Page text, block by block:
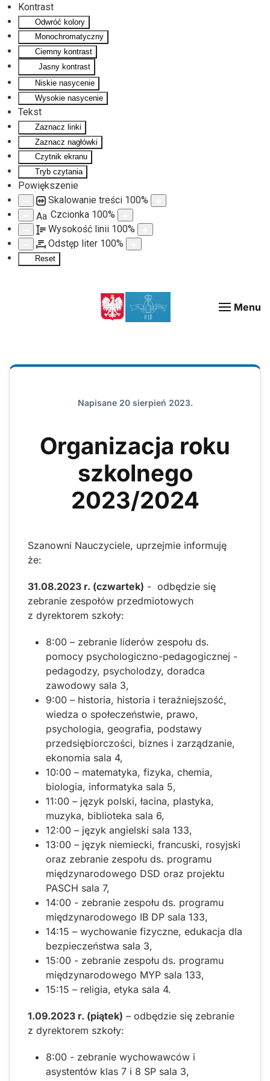
Kontrast
Odwróć kolory
Monochromatyczny
Ciemny kontrast
Jasny kontrast
Niskie nasycenie
Wysokie nasycenie
Tekst
Zaznacz linki
Zaznacz nagłówki
Czytnik ekranu
Tryb czytania
Powiększenie
Skalowanie treści 100%
Aa Czcionka 100%
Wysokość linii 100%
Odstęp liter 100%
Reset
Menu
Napisane 20 sierpień 2023.
Organizacja roku
szkolnego
2023/2024
Szanowni Nauczyciele, uprzejmie informuję
że:
31.08.2023 r. (czwartek) - odbędzie się
zebranie zespołów przedmiotowych
z dyrektorem szkoły:
8:00 – zebranie liderów zespołu ds.
pomocy psychologiczno-pedagogicznej -
pedagodzy, psycholodzy, doradca
zawodowy sala 3,
9:00 – historia, historia i teraźniejszość,
wiedza o społeczeństwie, prawo,
psychologia, geografia, podstawy
przedsiębiorczości, biznes i zarządzanie,
ekonomia sala 4,
10:00 – matematyka, fizyka, chemia,
biologia, informatyka sala 5,
11:00 – język polski, łacina, plastyka,
muzyka, biblioteka sala 6,
12:00 – język angielski sala 133,
13:00 – język niemiecki, francuski, rosyjski
oraz zebranie zespołu ds. programu
międzynarodowego DSD oraz projektu
PASCH sala 7,
14:00 - zebranie zespołu ds. programu
międzynarodowego IB DP sala 133,
14:15 – wychowanie fizyczne, edukacja dla
bezpieczeństwa sala 3,
15:00 - zebranie zespołu ds. programu
międzynarodowego MYP sala 133,
15:15 – religia, etyka sala 4.
1.09.2023 r. (piątek) – odbędzie się zebranie
z dyrektorem szkoły:
8:00 - zebranie wychowawców i
asystentów klas 7 i 8 SP sala 3,